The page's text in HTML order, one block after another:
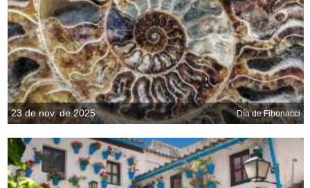
23 de nov. de 2025 Día de Fibonacci